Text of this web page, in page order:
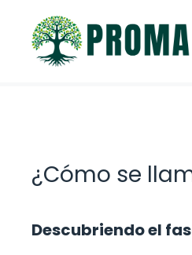
contenido
¿Cómo se
Descubriendo el